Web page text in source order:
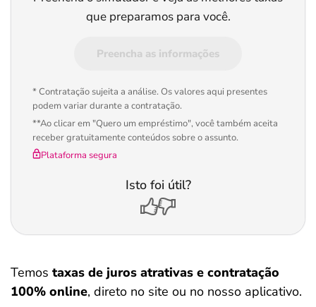
que preparamos para você.
Preencha as informações
* Contratação sujeita a análise. Os valores aqui presentes
podem variar durante a contratação.
**Ao clicar em "Quero um empréstimo", você também aceita
receber gratuitamente conteúdos sobre o assunto.
Plataforma segura
Isto foi útil?
Temos taxas de juros atrativas e contratação
100% online, direto no site ou no nosso aplicativo.